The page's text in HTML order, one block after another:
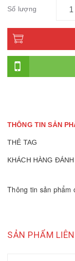
Số lượng
THÔNG TIN SẢN
THẺ TAG
KHÁCH HÀNG
Thông tin sản phẩm
SẢN PHẨM